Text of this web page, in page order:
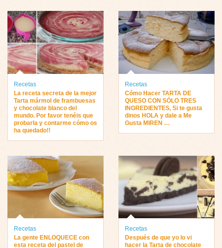
Recetas
La receta secreta de la mejor
Tarta mármol de frambuesas
y chocolate blanco del
mundo. Por favor tenéis que
probarla y contarme cómo os
ha quedado!!
Recetas
Cómo Hacer TARTA DE
QUESO CON SÓLO TRES
INGREDIENTES, Si te gusta
dinos HOLA y dale a Me
Gusta MIREN …
Recetas
La gente ENLOQUECE con
esta receta del pastel de
Recetas
Después de que yo lo vi
hacer la Tarta de chocolate